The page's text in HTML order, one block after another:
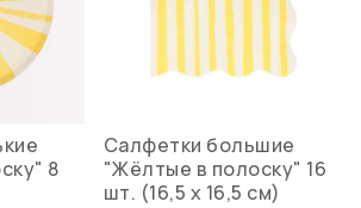
8
Салфетки большие
"Жёлтые в полоску" 16
шт. (16,5 х 16,5 см)